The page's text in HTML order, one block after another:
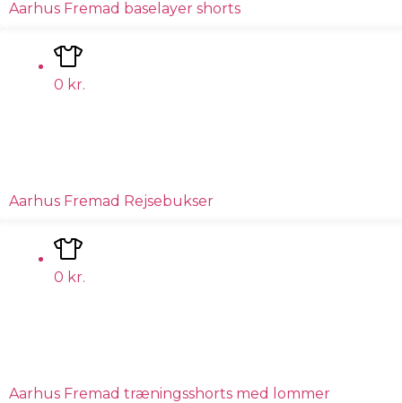
Aarhus Fremad baselayer shorts
Aarhus Fremad Rejsebukser
0 kr.
Aarhus Fremad træningsshorts med lommer
0 kr.